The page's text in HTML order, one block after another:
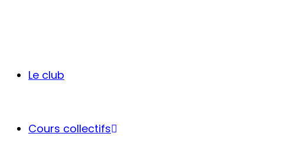
Le club
Cours collectifs